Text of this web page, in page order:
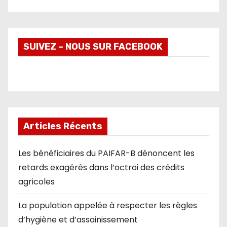
SUIVEZ – NOUS SUR FACEBOOK
Articles Récents
Les bénéficiaires du PAIFAR-B dénoncent les
retards exagérés dans l’octroi des crédits
agricoles
La population appelée à respecter les règles
d’hygiène et d’assainissement